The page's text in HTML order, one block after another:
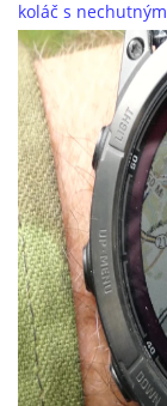
koláč s